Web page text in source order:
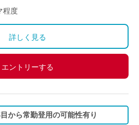
程度
詳しく見る
エントリーする
から常勤登用の可能性有り